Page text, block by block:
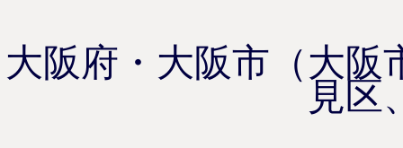
大阪府・大阪市（大阪
見区